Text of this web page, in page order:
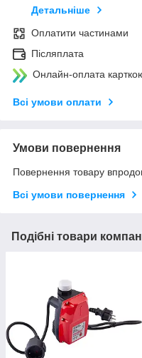
Детальніше
Оплатити частинами
Післяплата
Онлайн-оплата
Всі умови оплати
Умови повернення
Повернення товару
Всі умови повернення
Подібні товари